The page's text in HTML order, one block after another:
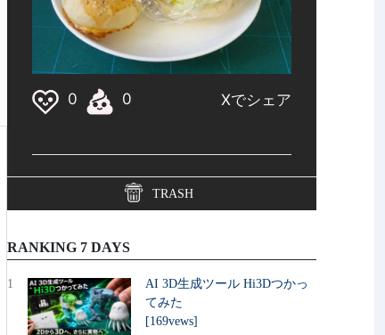
TRASH
RANKING 7 DAYS
1
AI 3D生成ツール Hi3Dつかっ
てみた
[169vews]